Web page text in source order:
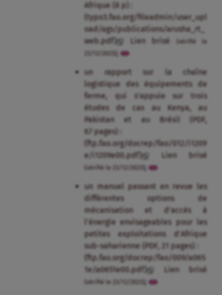
Afrique (8 p) :
(typo3.fao.org/fileadmin/user_upl
oad/ags/publications/arusha_rt_
web.pdf)
Lien brisé
(vérifié le
;
un rapport sur la chaîne
logistique des équipements de
ferme, qui s’appuie sur trois
études de cas au Kenya, au
Pakistan et au Brésil (PDF,
67 pages) :
(ftp.fao.org/docrep/fao/012/i1209
e/i1209e00.pdf)
Lien brisé
(vérifié le 23/12/2023) ;
un manuel passant en revue les
différentes options de
mécanisation et d’accès à
l’énergie envisageables pour les
petites exploitations d’Afrique
sub-saharienne (PDF, 21 pages) :
(ftp.fao.org/docrep/fao/009/a065
1e/a0651e00.pdf)
Lien brisé
(vérifié le 23/12/2023) ;